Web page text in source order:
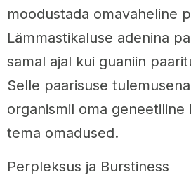
moodustada omavaheline
Lämmastikaluse adenina
samal ajal kui guaniin
Selle paarisuse
organismil oma geneetiline
tema omadused.
Perpleksus ja Burstiness